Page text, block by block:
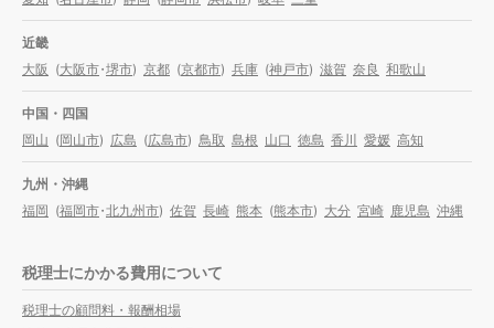
近畿
大阪 (大阪市・堺市) 京都 (京都市) 兵庫 (神戸市) 滋賀 奈良 和歌山
中国・四国
岡山 (岡山市) 広島 (広島市) 鳥取 島根 山口 徳島 香川 愛媛 高知
九州・沖縄
福岡 (福岡市・北九州市) 佐賀 長崎 熊本 (熊本市) 大分 宮崎 鹿児島 沖縄
税理士にかかる費用について
税理士の顧問料・報酬相場